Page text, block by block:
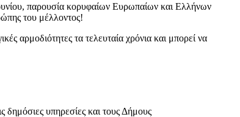
παρουσία κορυφαίων Ευρωπαίων και Ελλήνων
του μέλλοντος!
αρμοδιότητες τα τελευταία χρόνια και μπορεί να
δημόσιες υπηρεσίες και τους Δήμους